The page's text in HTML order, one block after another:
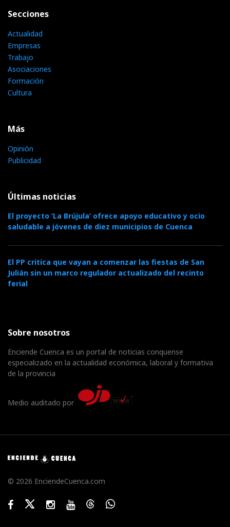
Secciones
Actualidad
Empresas
Trabajo
Asociaciones
Formación
Cultura
Más
Opinión
Publicidad
Últimas noticias
El proyecto ‘La Brújula’ ofrece apoyo educativo y ocio
saludable a jóvenes de diez municipios de Cuenca
El PP critica que vayan a comenzar las fiestas de San
Julián sin un marco regulador actualizado del recinto
ferial
Sobre nosotros
Enciende Cuenca es un portal de noticias conquense
especializado en la actualidad económica, laboral y formativa
de la provincia
Medio auditado por
© 2026 EnciendeCuenca.com
FacebookTwitterInstagramYoutubeThreadsWhatsApp